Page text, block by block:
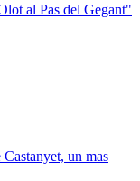
al Pas del Gegant"
un mas